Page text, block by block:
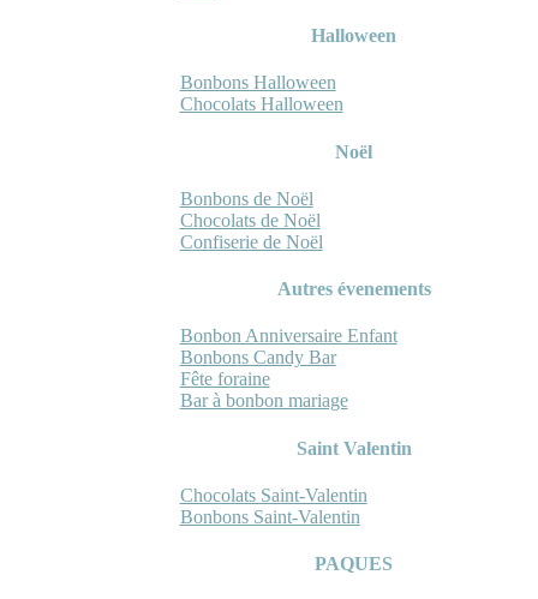
Halloween
Bonbons Halloween
Chocolats Halloween
Noël
Bonbons de Noël
Chocolats de Noël
Confiserie de Noël
Autres évenements
Bonbon Anniversaire Enfant
Bonbons Candy Bar
Fête foraine
Bar à bonbon mariage
Saint Valentin
Chocolats Saint-Valentin
Bonbons Saint-Valentin
PAQUES